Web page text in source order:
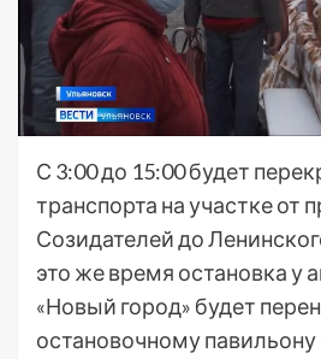
С 3:00 до 15:00 будет
транспорта на участке от
Созидателей до
это же время остановка у
«Новый город» будет
остановочному павильону